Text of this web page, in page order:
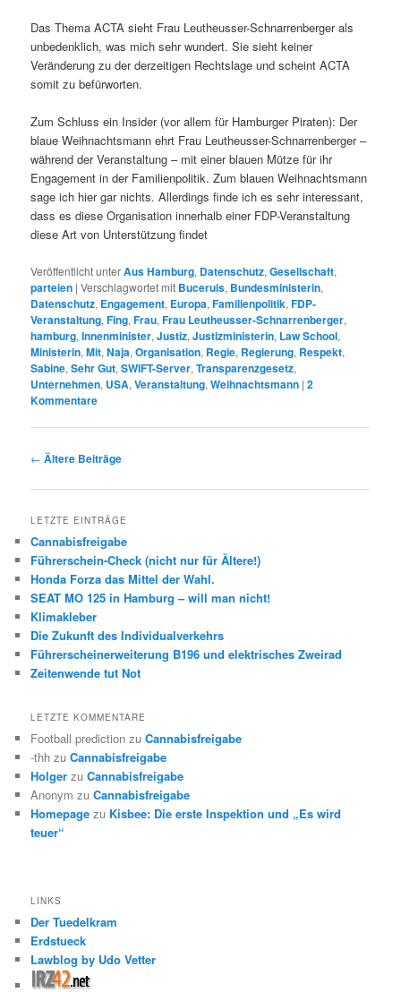
Das Thema ACTA sieht Frau Leutheusser-Schnarrenberger als
unbedenklich, was mich sehr wundert. Sie sieht keiner
Veränderung zu der derzeitigen Rechtslage und scheint ACTA
somit zu befürworten.
Zum Schluss ein Insider (vor allem für Hamburger Piraten): Der
blaue Weihnachtsmann ehrt Frau Leutheusser-Schnarrenberger –
während der Veranstaltung – mit einer blauen Mütze für ihr
Engagement in der Familienpolitik. Zum blauen Weihnachtsmann
sage ich hier gar nichts. Allerdings finde ich es sehr interessant,
dass es diese Organisation innerhalb einer FDP-Veranstaltung
diese Art von Unterstützung findet
Veröffentlicht unterAus Hamburg, Datenschutz,Gesellschaft,
parteien |Verschlagwortet mit Buceruis, Bundesministerin,
Datenschutz, Engagement, Europa,Familienpolitik,FDP-
Veranstaltung,Fing,Frau,Frau Leutheusser-Schnarrenberger,
hamburg,Innenminister,Justiz,Justizministerin, Law School,
Ministerin,Mit,Naja,Organisation, Regie, Regierung, Respekt,
Sabine,Sehr Gut,SWIFT-Server,Transparenzgesetz,
Unternehmen, USA,Veranstaltung,Weihnachtsmann |2
Kommentare
Beitrags-
← Ältere Beiträge
LETZTE EINTRÄGE
Cannabisfreigabe
Führerschein-Check (nicht nur für Ältere!)
Honda Forza das Mittel der Wahl.
SEAT MO 125 in Hamburg – will man nicht!
Klimakleber
Die Zukunft des Individualverkehrs
Führerscheinerweiterung B196 und elektrisches Zweirad
Zeitenwende tut Not
LETZTE KOMMENTARE
Football prediction zuCannabisfreigabe
-thh zuCannabisfreigabe
Holger zuCannabisfreigabe
Anonym zuCannabisfreigabe
Homepage zu Kisbee: Die erste Inspektion und „Es wird
teuer“
LINKS
Der Tuedelkram
Erdstueck
Lawblog by Udo Vetter